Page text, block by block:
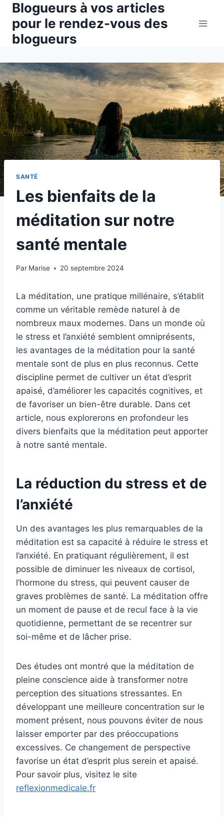
Aller
contenu
Blogueurs à vos articles
pour le rendez-vous des
blogueurs
SANTÉ
Les bienfaits de la
méditation sur notre
santé mentale
Par Marise 20 septembre 2024
La méditation, une pratique millénaire, s’établit
comme un véritable remède naturel à de
nombreux maux modernes. Dans un monde où
le stress et l’anxiété semblent omniprésents,
les avantages de la méditation pour la santé
mentale sont de plus en plus reconnus. Cette
discipline permet de cultiver un état d’esprit
apaisé, d’améliorer les capacités cognitives, et
de favoriser un bien-être durable. Dans cet
article, nous explorerons en profondeur les
divers bienfaits que la méditation peut apporter
à notre santé mentale.
La réduction du stress et de
l’anxiété
Un des avantages les plus remarquables de la
méditation est sa capacité à réduire le stress et
l’anxiété. En pratiquant régulièrement, il est
possible de diminuer les niveaux de cortisol,
l’hormone du stress, qui peuvent causer de
graves problèmes de santé. La méditation offre
un moment de pause et de recul face à la vie
quotidienne, permettant de se recentrer sur
soi-même et de lâcher prise.
Des études ont montré que la méditation de
pleine conscience aide à transformer notre
perception des situations stressantes. En
développant une meilleure concentration sur le
moment présent, nous pouvons éviter de nous
laisser emporter par des préoccupations
excessives. Ce changement de perspective
favorise un état d’esprit plus serein et apaisé.
Pour savoir plus, visitez le site
reflexionmedicale.fr